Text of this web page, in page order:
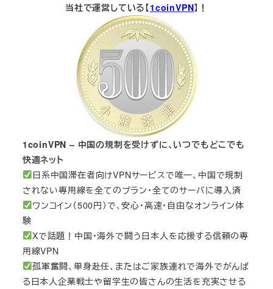
当社で運営している【1coinVPN】！
1coinVPN – 中国の規制を受けずに、いつでもどこでも
快適ネット
日系中国滞在者向けVPNサービスで唯一、中国で規制
されない専用線を全てのプラン・全てのサーバに導入済
ワンコイン（500円）で、安心・高速・自由なオンライン体
験
Xで話題！中国・海外で闘う日本人を応援する信頼の専
用線VPN
孤軍奮闘、単身赴任、またはご家族連れで海外でがんば
る日本人企業戦士や留学生の皆さんの生活を充実させる